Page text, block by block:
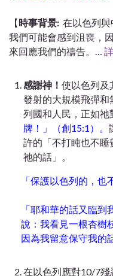
【時事背景: 在以色列與
我們可能會感到沮喪，
來回應我們的禱告。…
感謝神！ 使以色列及
發射的大規模飛彈和
列國和人民，正如祂
牌！」（創15:1）。
許的「不打盹也不
祂的話」。
「保護以色列的，也
「耶和華的話又臨
說：我看見一根杏樹
因為我留意保守我的
在以色列應對10/7殘